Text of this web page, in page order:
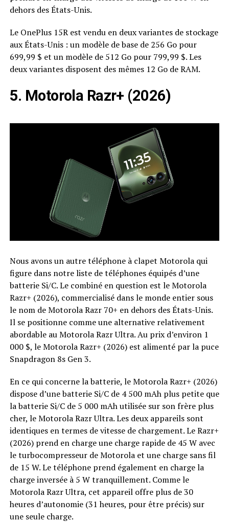
dehors des États-Unis.
Le OnePlus 15R est vendu en deux variantes de stockage
aux États-Unis : un modèle de base de 256 Go pour
699,99 $ et un modèle de 512 Go pour 799,99 $. Les
deux variantes disposent des mêmes 12 Go de RAM.
5. Motorola Razr+ (2026)
Nous avons un autre téléphone à clapet Motorola qui
figure dans notre liste de téléphones équipés d’une
batterie Si/C. Le combiné en question est le Motorola
Razr+ (2026), commercialisé dans le monde entier sous
le nom de Motorola Razr 70+ en dehors des États-Unis.
Il se positionne comme une alternative relativement
abordable au Motorola Razr Ultra. Au prix d’environ 1
000 $, le Motorola Razr+ (2026) est alimenté par la puce
Snapdragon 8s Gen 3.
En ce qui concerne la batterie, le Motorola Razr+ (2026)
dispose d’une batterie Si/C de 4 500 mAh plus petite que
la batterie Si/C de 5 000 mAh utilisée sur son frère plus
cher, le Motorola Razr Ultra. Les deux appareils sont
identiques en termes de vitesse de chargement. Le Razr+
(2026) prend en charge une charge rapide de 45 W avec
le turbocompresseur de Motorola et une charge sans fil
de 15 W. Le téléphone prend également en charge la
charge inversée à 5 W tranquillement. Comme le
Motorola Razr Ultra, cet appareil offre plus de 30
heures d’autonomie (31 heures, pour être précis) sur
une seule charge.